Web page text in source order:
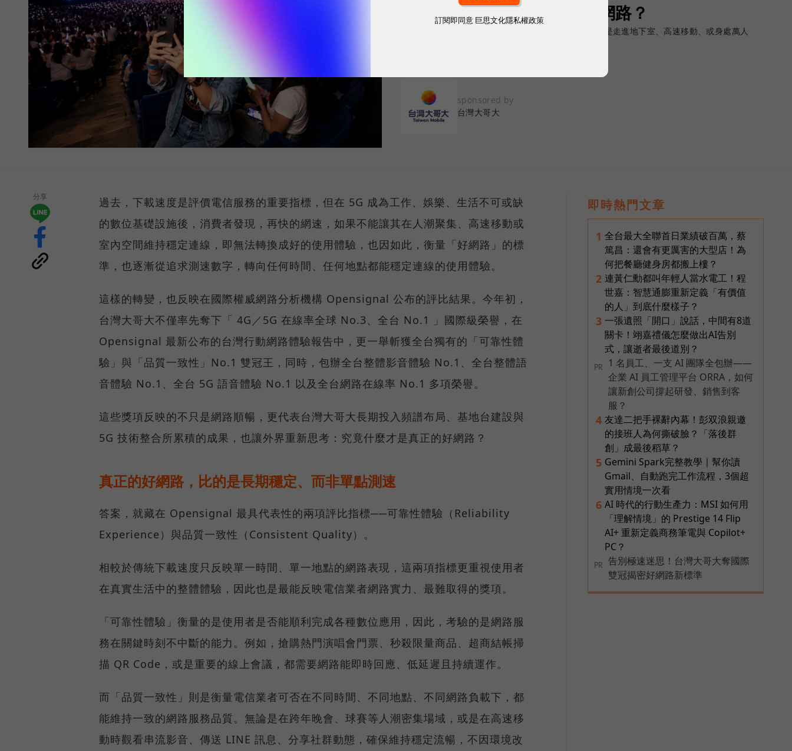
密：什麼才是 5G 時代的好網路？
真正好用的網路服務，不是測速軟體上的瞬間峰值，而是走進地下室、高速移動、或身處萬人
sponsored by
台灣大哥大
分享
過去，下載速度是評價電信服務的重要指標，但在 5G 成為工作、娛樂、生活不可或缺
的數位基礎設施後，消費者發現，再快的網速，如果不能讓其在人潮聚集、高速移動或
室內空間維持穩定連線，即無法轉換成好的使用體驗，也因如此，衡量「好網路」的標
準，也逐漸從追求測速數字，轉向任何時間、任何地點都能穩定連線的使用體驗。
這樣的轉變，也反映在國際權威網路分析機構 Opensignal 公布的評比結果。今年初，
台灣大哥大不僅率先奪下「 4G／5G 在線率全球 No.3、全台 No.1 」國際級榮譽，在
Opensignal 最新公布的台灣行動網路體驗報告中，更一舉斬獲全台獨有的「可靠性體
驗」與「品質一致性」No.1 雙冠王，同時，包辦全台整體影音體驗 No.1、全台整體語
音體驗 No.1、全台 5G 語音體驗 No.1 以及全台網路在線率 No.1 多項榮譽。
這些獎項反映的不只是網路順暢，更代表台灣大哥大長期投入頻譜布局、基地台建設與
5G 技術整合所累積的成果，也讓外界重新思考：究竟什麼才是真正的好網路？
真正的好網路，比的是長期穩定、而非單點測速
答案，就藏在 Opensignal 最具代表性的兩項評比指標──可靠性體驗（Reliability
Experience）與品質一致性（Consistent Quality）。
相較於傳統下載速度只反映單一時間、單一地點的網路表現，這兩項指標更重視使用者
在真實生活中的整體體驗，因此也是最能反映電信業者網路實力、最難取得的獎項。
「可靠性體驗」衡量的是使用者是否能順利完成各種數位應用，因此，考驗的是網路服
務在關鍵時刻不中斷的能力。例如，搶購熱門演唱會門票、秒殺限量商品、超商結帳掃
描 QR Code，或是重要的線上會議，都需要網路能即時回應、低延遲且持續運作。
而「品質一致性」則是衡量電信業者可否在不同時間、不同地點、不同網路負載下，都
能維持一致的網路服務品質。無論是在跨年晚會、球賽等人潮密集場域，或是在高速移
動時觀看串流影音、傳送 LINE 訊息、分享社群動態，確保維持穩定流暢，不因環境改
即時熱門文章
1 全台最大全聯首日業績破百萬，蔡
篤昌：還會有更厲害的大型店！為
何把餐廳健身房都搬上樓？
2 連黃仁勳都叫年輕人當水電工！程
世嘉：智慧通膨重新定義「有價值
的人」到底什麼樣子？
3 一張遺照「開口」說話，中間有8道
關卡！翊嘉禮儀怎麼做出AI告別
式，讓逝者最後道別？
PR
1 名員工、一支 AI 團隊全包辦——
企業 AI 員工管理平台 ORRA，如何
讓新創公司撐起研發、銷售到客
服？
4 友達二把手裸辭內幕！彭双浪親邀
的接班人為何撕破臉？「落後群
創」成最後稻草？
5 Gemini Spark完整教學｜幫你讀
Gmail、自動跑完工作流程，3個超
實用情境一次看
6 AI 時代的行動生產力：MSI 如何用
「理解情境」的 Prestige 14 Flip
AI+ 重新定義商務筆電與 Copilot+
PC？
PR
告別極速迷思！台灣大哥大奪國際
雙冠揭密好網路新標準
訂閱即同意 巨思文化隱私權政策